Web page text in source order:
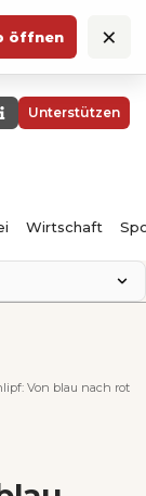
öffnen ×
Unterstützen
Wirtschaft
Von blau nach rot